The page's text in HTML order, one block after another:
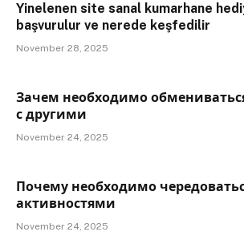
Yinelenen site sanal kumarhane
başvurulur ve nerede keşfedilir
November 28, 2025
Зачем необходимо
с другими
November 24, 2025
Почему необходимо
активностями
November 24, 2025